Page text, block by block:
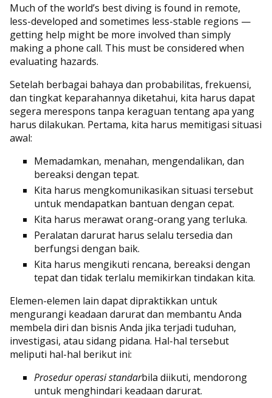
Much of the world’s best diving is found in remote,
less-developed and sometimes less-stable regions —
getting help might be more involved than simply
making a phone call. This must be considered when
evaluating hazards.
Setelah berbagai bahaya dan probabilitas, frekuensi,
dan tingkat keparahannya diketahui, kita harus dapat
segera merespons tanpa keraguan tentang apa yang
harus dilakukan. Pertama, kita harus memitigasi situasi
awal:
Memadamkan, menahan, mengendalikan, dan
bereaksi dengan tepat.
Kita harus mengkomunikasikan situasi tersebut
untuk mendapatkan bantuan dengan cepat.
Kita harus merawat orang-orang yang terluka.
Peralatan darurat harus selalu tersedia dan
berfungsi dengan baik.
Kita harus mengikuti rencana, bereaksi dengan
tepat dan tidak terlalu memikirkan tindakan kita.
Elemen-elemen lain dapat dipraktikkan untuk
mengurangi keadaan darurat dan membantu Anda
membela diri dan bisnis Anda jika terjadi tuduhan,
investigasi, atau sidang pidana. Hal-hal tersebut
meliputi hal-hal berikut ini:
Prosedur operasi standarbila diikuti, mendorong
untuk menghindari keadaan darurat.